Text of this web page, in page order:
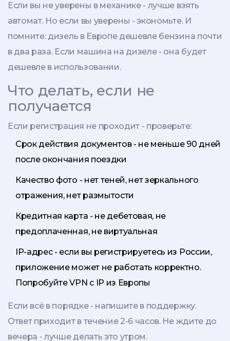
Если вы не уверены в механике - лучше взять
автомат. Но если вы уверены - экономьте. И
помните: дизель в Европе дешевле бензина почти
в два раза. Если машина на дизеле - она будет
дешевле в использовании.
Что делать, если не
получается
Если регистрация не проходит - проверьте:
Срок действия документов - не меньше 90 дней
после окончания поездки
Качество фото - нет теней, нет зеркального
отражения, нет размытости
Кредитная карта - не дебетовая, не
предоплаченная, не виртуальная
IP-адрес - если вы регистрируетесь из России,
приложение может не работать корректно.
Попробуйте VPN с IP из Европы
Если всё в порядке - напишите в поддержку.
Ответ приходит в течение 2-6 часов. Не ждите до
вечера - лучше делать это утром.